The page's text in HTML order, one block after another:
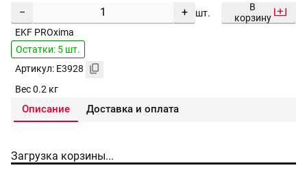
− + шт.
В
корзину
EKF PROxima
Остатки: 5 шт.
Артикул: E3928
Вес 0.2 кг
Описание Доставка и оплата
Загрузка корзины...